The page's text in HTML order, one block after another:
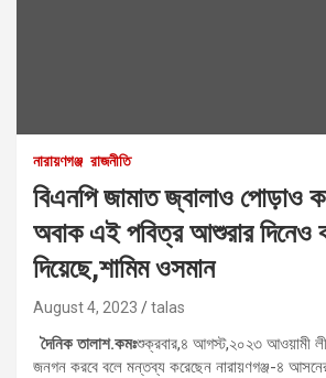
নারায়ণগঞ্জ রাজনীতি
বিএনপি জামাত জ্বালাও পোড়াও
অবাক এই পবিত্র আশুরার দিনেও
দিয়েছে,শামিম ওসমান
August 4, 2023 talas
দৈনিক তালাশ.কমঃশুক্রবার,৪ আগস্ট,২০২৩ আওয়ামী
জনগন করবে বলে মন্তব্য করেছেন নারায়ণগঞ্জ-৪